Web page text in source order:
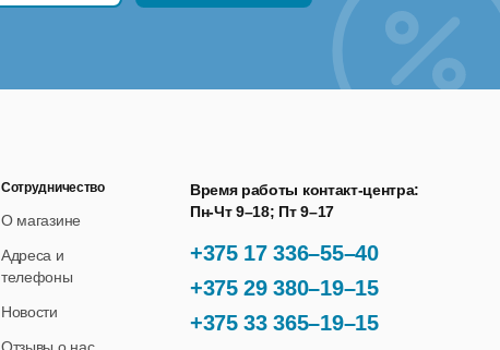
+375 17 336–55–40
+375 29 380–19–15
+375 33 365–19–15
Время работы контакт-центра:
Пн-Чт 9–18; Пт 9–17
Сотрудничество
О магазине
Адреса и
телефоны
Новости